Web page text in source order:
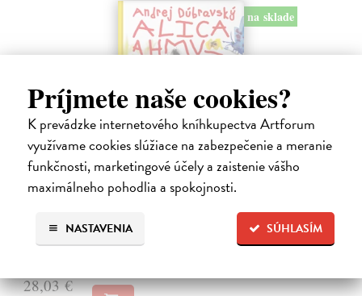
Príjmete naše cookies?
K prevádzke internetového kníhkupectva Artforum
využívame cookies slúžiace na zabezpečenie a meranie
funkčnosti, marketingové účely a zaistenie vášho
maximálneho pohodlia a spokojnosti.
SÚHLASÍM
NASTAVENIA
na sklade
Alica a hmyz
Alica je zvedavá mačka, ktorá býva so zvedavým Andrejom. Obaja sú
fascinovaní ríšou hmyzu.
28,03 €